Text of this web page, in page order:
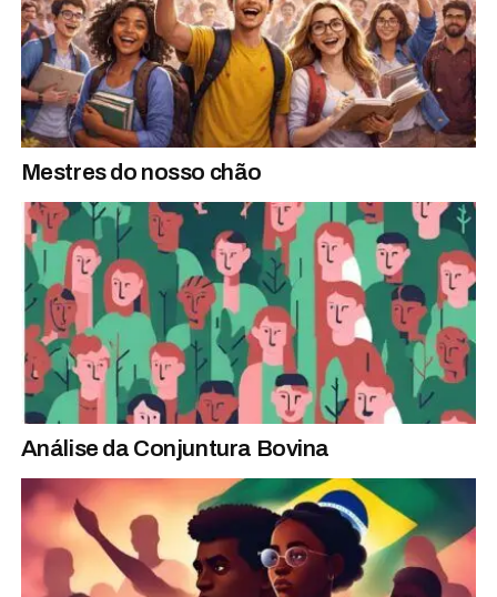
Mestres do nosso chão
Análise da Conjuntura Bovina